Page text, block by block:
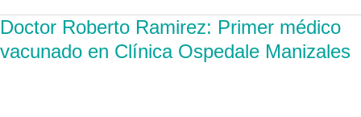
Doctor Roberto Ramirez: Primer médico
vacunado en Clínica Ospedale Manizales
Doctor
Roberto